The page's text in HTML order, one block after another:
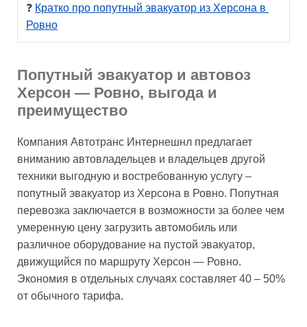
❓ Кратко про попутный эвакуатор из Херсона в
Ровно
Попутный эвакуатор и автовоз
Херсон — Ровно, выгода и
преимущество
Компания Автотранс Интернешнл предлагает
вниманию автовладельцев и владельцев другой
техники выгодную и востребованную услугу –
попутный эвакуатор из Херсона в Ровно. Попутная
перевозка заключается в возможности за более чем
умеренную цену загрузить автомобиль или
различное оборудование на пустой эвакуатор,
движущийся по маршруту Херсон — Ровно.
Экономия в отдельных случаях составляет 40 – 50%
от обычного тарифа.